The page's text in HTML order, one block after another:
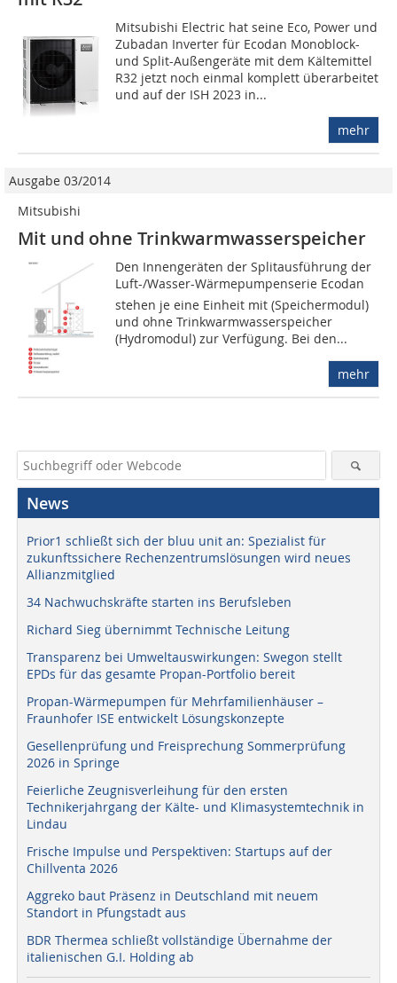
Mitsubishi Electric hat seine Eco, Power und
Zubadan Inverter für Ecodan Monoblock-
und Split-Außengeräte mit dem Kältemittel
R32 jetzt noch einmal komplett überarbeitet
und auf der ISH 2023 in...
mehr
Ausgabe 03/2014
Mitsubishi
Mit und ohne Trinkwarmwasserspeicher
Den Innengeräten der Splitausführung der
Luft-/Wasser-Wärmepumpenserie Ecodan
stehen je eine Einheit mit (Speichermodul)
und ohne Trinkwarmwasserspeicher
(Hydromodul) zur Verfügung. Bei den...
mehr
News
Prior1 schließt sich der bluu unit an: Spezialist für
zukunftssichere Rechenzentrumslösungen wird neues
Allianzmitglied
34 Nachwuchskräfte starten ins Berufsleben
Richard Sieg übernimmt Technische Leitung
Transparenz bei Umweltauswirkungen: Swegon stellt
EPDs für das gesamte Propan-Portfolio bereit
Propan-Wärmepumpen für Mehrfamilienhäuser –
Fraunhofer ISE entwickelt Lösungskonzepte
Gesellenprüfung und Freisprechung Sommerprüfung
2026 in Springe
Feierliche Zeugnisverleihung für den ersten
Technikerjahrgang der Kälte- und Klimasystemtechnik in
Lindau
Frische Impulse und Perspektiven: Startups auf der
Chillventa 2026
Aggreko baut Präsenz in Deutschland mit neuem
Standort in Pfungstadt aus
BDR Thermea schließt vollständige Übernahme der
italienischen G.I. Holding ab